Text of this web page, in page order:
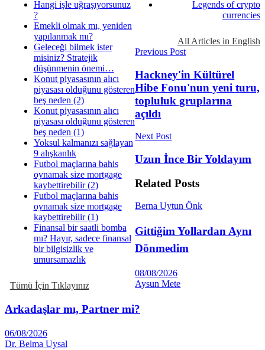
Hangi işle uğraşıyorsunuz
?
Emekli olmak mı, yeniden
yapılanmak mı?
Geleceği bilmek ister
misiniz? Stratejik
düşünmenin önemi…
Konut piyasasının alıcı
piyasası olduğunu gösteren
beş neden (2)
Konut piyasasının alıcı
piyasası olduğunu gösteren
beş neden (1)
Yoksul kalmanızı sağlayan
9 alışkanlık
Futbol maçlarına bahis
oynamak size mortgage
kaybettirebilir (2)
Futbol maçlarına bahis
oynamak size mortgage
kaybettirebilir (1)
Finansal bir saatli bomba
mı? Hayır, sadece finansal
bir bilgisizlik ve
umursamazlık
Tümü İçin Tıklayınız
Legends of crypto
currencies
All Articles in English
Previous Post
Hackney'in Kültürel
Hibe Fonu'nun yeni turu,
topluluk gruplarına
açıldı
Next Post
Uzun İnce Bir Yoldayım
Related Posts
Berna Uytun Önk
Gittiğim Yollardan Aynı
Dönmedim
08/08/2026
Aysun Mete
Arkadaşlar mı, Partner mi?
06/08/2026
Dr. Belma Uysal